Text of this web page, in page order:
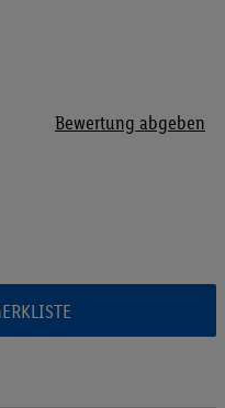
Bewertung abgeben